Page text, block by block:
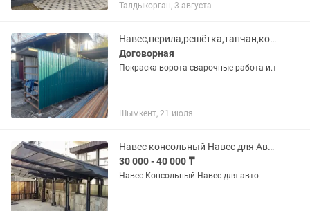
Талдыкорган, 3 августа
Навес,перила,решётка,тапчан,козерог,ворота покраска,подставка для цветов,
Договорная
Покраска ворота сварочные работа и.т
Шымкент, 21 июля
Навес консольный Навес для Авто
30 000 - 40 000 ₸
Навес Консольный Навес для авто